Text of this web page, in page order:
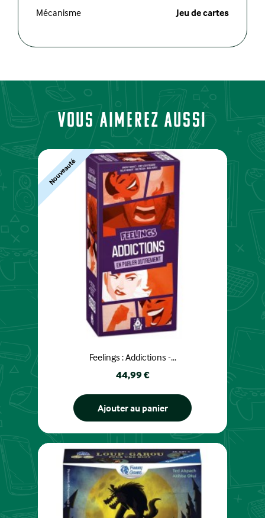
Mécanisme Jeu de cartes
Vous aimerez aussi
Feelings : Addictions -...
Prix
44,99 €
Ajouter au panier
Nouveauté